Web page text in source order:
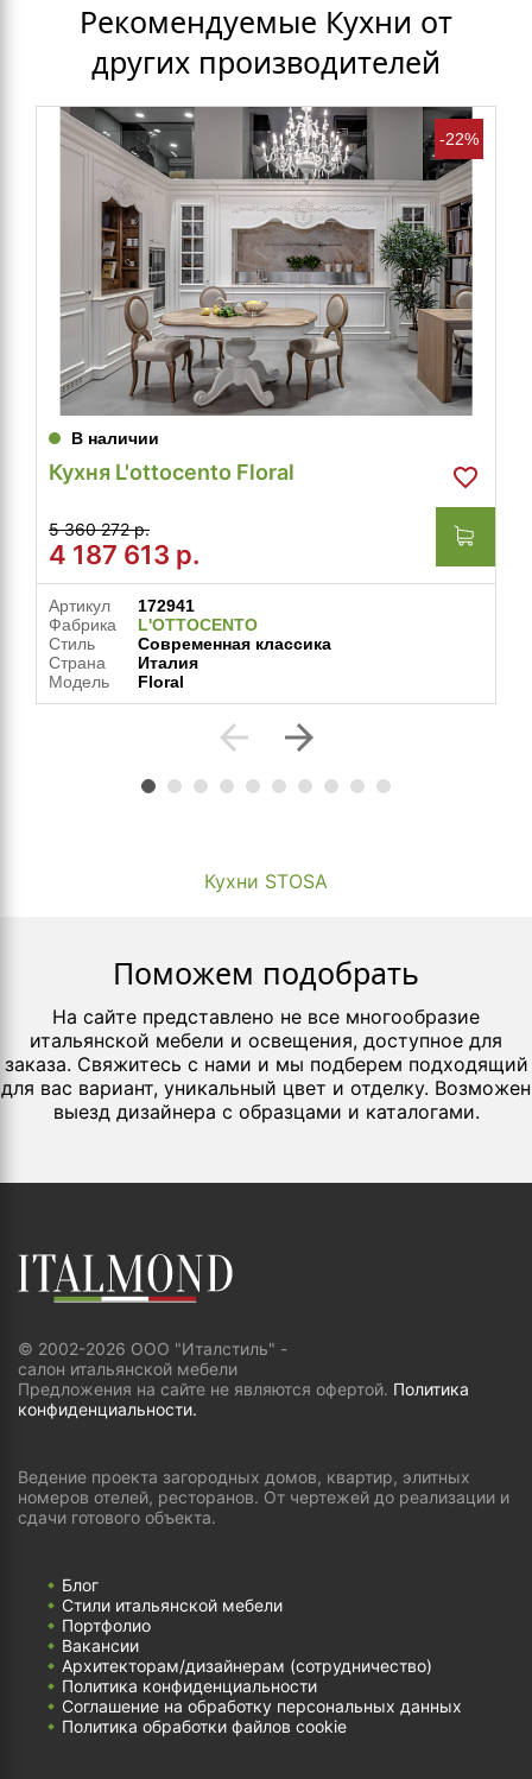
Рекомендуемые Кухни от
других производителей
-22%
В наличии
Кухня L'ottocento Floral
5 360 272 р.
4 187 613 р.
Артикул
172941
Фабрика
L'OTTOCENTO
Стиль
Современная классика
Страна
Италия
Модель
Floral
arrow_back arrow_forward
Кухни STOSA
Поможем подобрать
На сайте представлено не все многообразие
итальянской мебели и освещения, доступное для
заказа. Свяжитесь с нами и мы подберем подходящий
для вас вариант, уникальный цвет и отделку. Возможен
выезд дизайнера с образцами и каталогами.
© 2002-2026 ООО "Италстиль" -
салон итальянской мебели
Предложения на сайте не являются офертой. Политика
конфиденциальности.
Ведение проекта загородных домов, квартир, элитных
номеров отелей, ресторанов. От чертежей до реализации и
сдачи готового объекта.
Блог
Стили итальянской мебели
Портфолио
Вакансии
Архитекторам/дизайнерам (cотрудничество)
Политика конфиденциальности
Соглашение на обработку персональных данных
Политика обработки файлов cookie